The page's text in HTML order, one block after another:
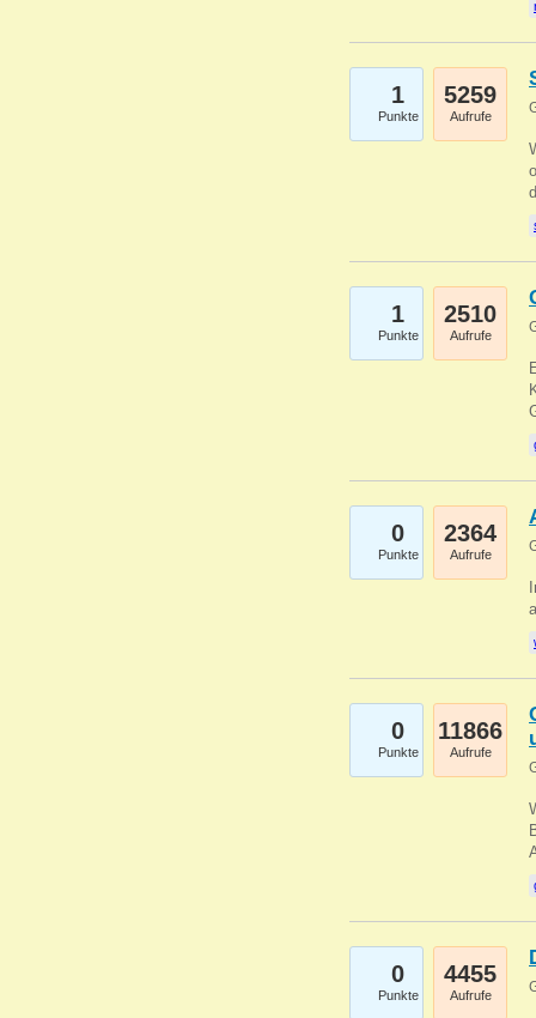
1
Punkte
5259
Aufrufe
1
Punkte
2510
Aufrufe
0
Punkte
2364
Aufrufe
0
Punkte
11866
Aufrufe
0
Punkte
4455
Aufrufe